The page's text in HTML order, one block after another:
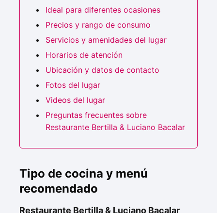
Ideal para diferentes ocasiones
Precios y rango de consumo
Servicios y amenidades del lugar
Horarios de atención
Ubicación y datos de contacto
Fotos del lugar
Videos del lugar
Preguntas frecuentes sobre
Restaurante Bertilla & Luciano Bacalar
Tipo de cocina y menú
recomendado
Restaurante Bertilla & Luciano Bacalar